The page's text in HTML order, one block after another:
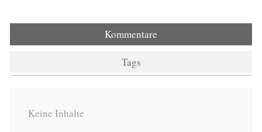
Kommentare
Tags
Keine Inhalte